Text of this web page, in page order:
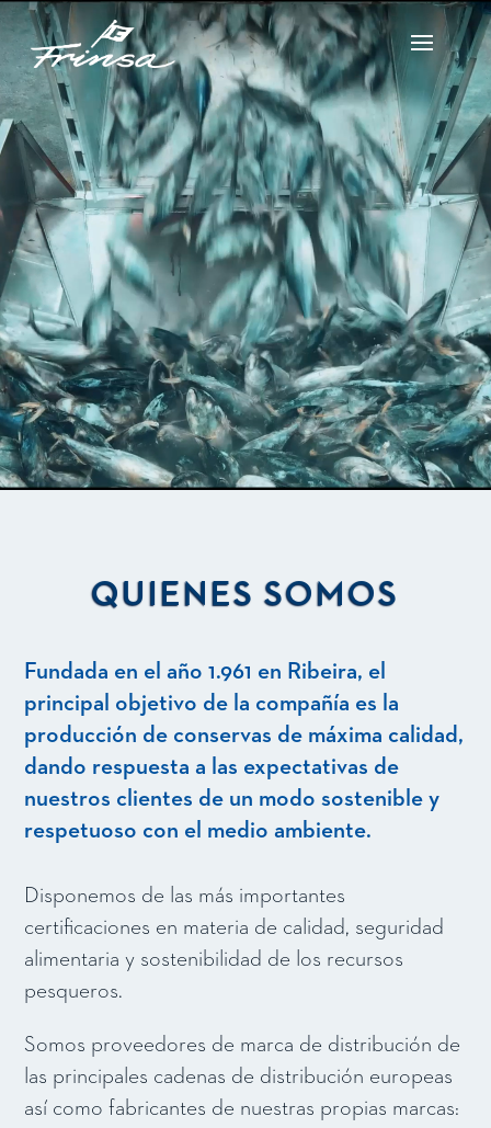
QUIENES SOMOS
Fundada en el año 1.961 en Ribeira, el
principal objetivo de la compañía es la
producción de conservas de máxima calidad,
dando respuesta a las expectativas de
nuestros clientes de un modo sostenible y
respetuoso con el medio ambiente.
Disponemos de las más importantes
certificaciones en materia de calidad, seguridad
alimentaria y sostenibilidad de los recursos
pesqueros.
Somos proveedores de marca de distribución de
las principales cadenas de distribución europeas
así como fabricantes de nuestras propias marcas: